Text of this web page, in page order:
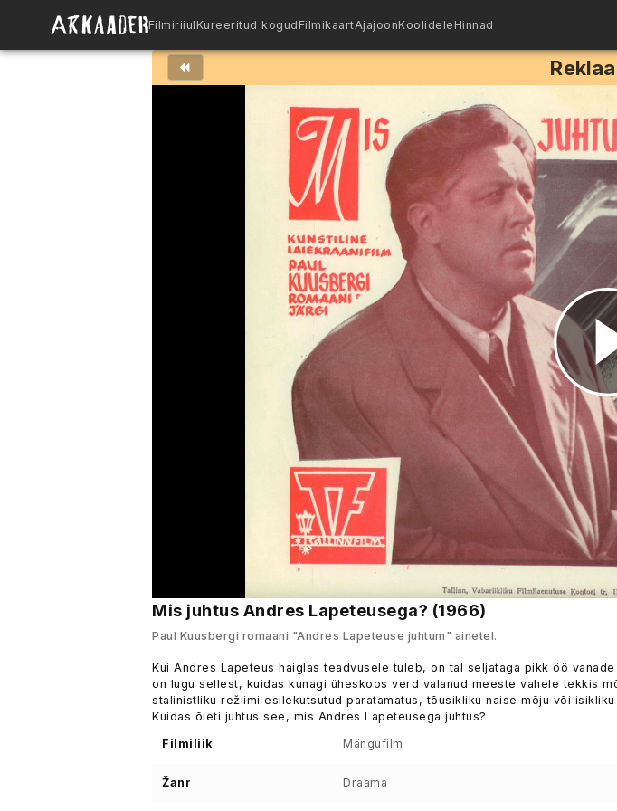
Filmiriiul Kureeritud kogud FilmikaartAjajoonKoolidele Hinnad
Mis juhtus Andres Lapeteusega? (1966)
Paul Kuusbergi romaani "Andres Lapeteuse juhtum" ainetel.
Kui Andres Lapeteus haiglas teadvusele tuleb, on tal seljataga pikk öö
on lugu sellest, kuidas kunagi üheskoos verd valanud meeste vahele tekkis
stalinistliku režiimi esilekutsutud paratamatus, tõusikliku naise mõju või
Kuidas õieti juhtus see, mis Andres Lapeteusega juhtus?
Filmiliik Mängufilm
Žanr Draama